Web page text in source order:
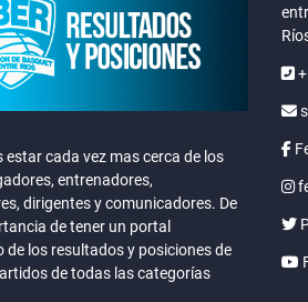
estar cada vez mas cerca de los
entrenadores,
dirigentes y comunicadores. De
de tener un portal
de los resultados y posiciones de
de todas las categorías